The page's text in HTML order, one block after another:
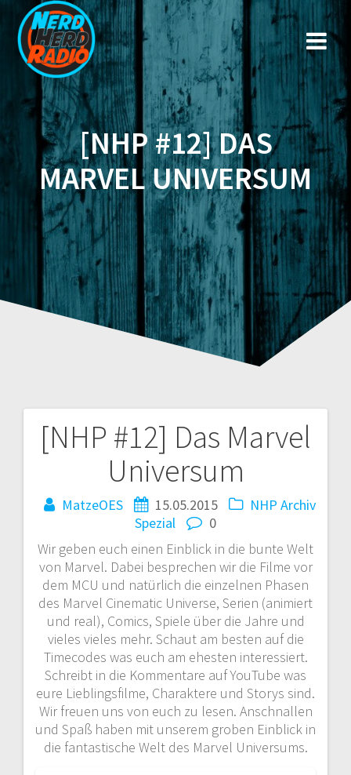
Zum
Inhalt
springen
[NHP #12] DAS
MARVEL UNIVERSUM
[NHP #12] Das Marvel
Universum
MatzeOES 15.05.2015
NHP Archiv
Spezial
0
Wir geben euch einen Einblick in die bunte Welt
von Marvel. Dabei besprechen wir die Filme vor
dem MCU und natürlich die einzelnen Phasen
des Marvel Cinematic Universe, Serien (animiert
und real), Comics, Spiele über die Jahre und
vieles vieles mehr. Schaut am besten auf die
Timecodes was euch am ehesten interessiert.
Schreibt in die Kommentare auf YouTube was
eure Lieblingsfilme, Charaktere und Storys sind.
Wir freuen uns von euch zu lesen. Anschnallen
und Spaß haben mit unserem groben Einblick in
die fantastische Welt des Marvel Universums.
Beitragsnavigation